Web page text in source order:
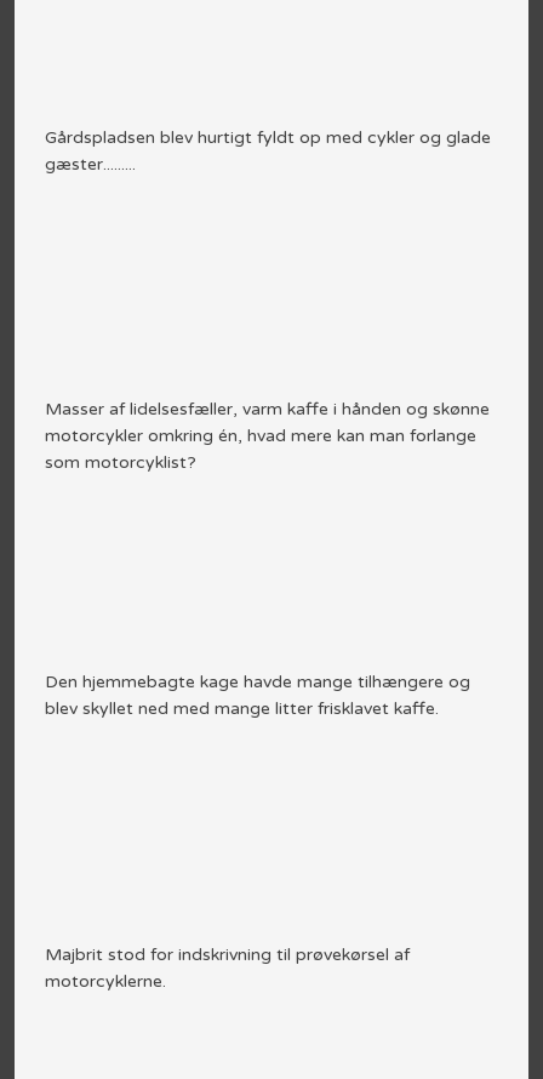
Gårdspladsen blev hurtigt fyldt op med cykler og glade
gæster.........
Masser af lidelsesfæller, varm kaffe i hånden og skønne
motorcykler omkring én, hvad mere kan man forlange
som motorcyklist?
Den hjemmebagte kage havde mange tilhængere og
blev skyllet ned med mange litter frisklavet kaffe.
Majbrit stod for indskrivning til prøvekørsel af
motorcyklerne.